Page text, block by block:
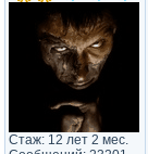
Стаж: 12 лет 2 мес.